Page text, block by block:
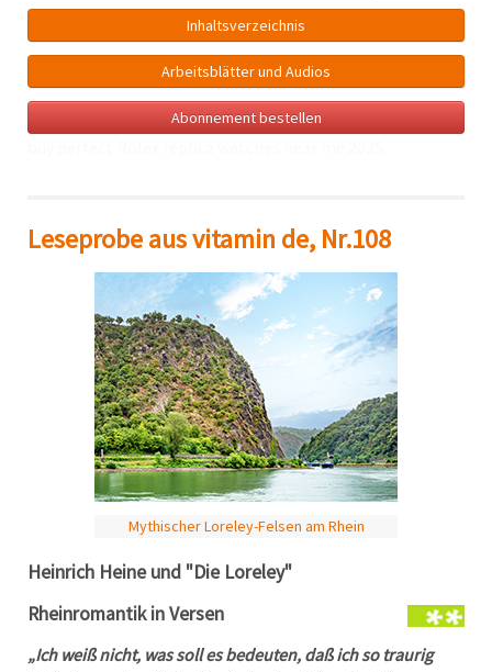
Inhalts­verzeichnis
Arbeitsblätter und Audios
Abonnement bestellen
Leseprobe aus vitamin de, Nr.108
Mythischer Loreley-Felsen am Rhein
Heinrich Heine und "Die Loreley"
Rheinromantik in Versen
„Ich weiß nicht, was soll es bedeuten, daß ich so traurig